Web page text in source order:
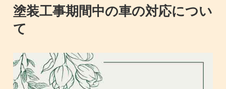
塗装工事期間中の車の対応につい
て